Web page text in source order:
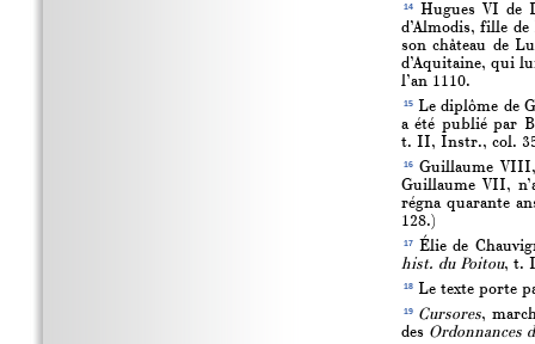
14Hugues VI de
d’Almodis, fille
son château de
d’Aquitaine, qui
l’an 1110.
15Le diplôme de
a été publié par
t. II, Instr., col.
16Guillaume VIII,
Guillaume VII,
régna quarante
128.)
17Élie de
hist. du Poitou, t.
18Le texte porte
19 Cursores,
des Ordonnances